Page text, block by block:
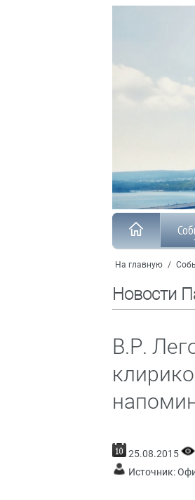
На главную /
Новости
В.Р.
25.08.2015
Источник: